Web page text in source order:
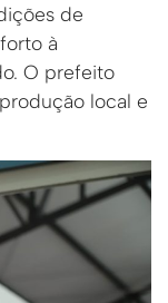
de
à
O prefeito
local e